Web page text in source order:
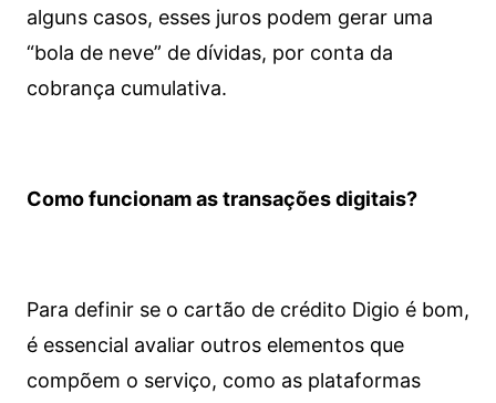
alguns casos, esses juros podem gerar uma
“bola de neve” de dívidas, por conta da
cobrança cumulativa.
Como funcionam as transações digitais?
Para definir se o cartão de crédito Digio é bom,
é essencial avaliar outros elementos que
compõem o serviço, como as plataformas